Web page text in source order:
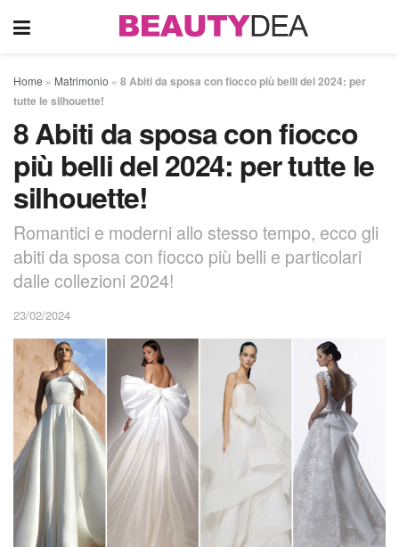
Home » Matrimonio » 8 Abiti da sposa con fiocco più belli del 2024: per
tutte le silhouette!
8 Abiti da sposa con fiocco
più belli del 2024: per tutte le
silhouette!
Romantici e moderni allo stesso tempo, ecco gli
abiti da sposa con fiocco più belli e particolari
dalle collezioni 2024!
23/02/2024